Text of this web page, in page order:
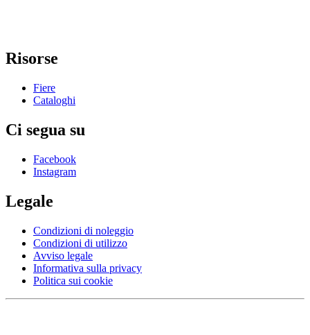
Risorse
Fiere
Cataloghi
Ci segua su
Facebook
Instagram
Legale
Condizioni di noleggio
Condizioni di utilizzo
Avviso legale
Informativa sulla privacy
Politica sui cookie